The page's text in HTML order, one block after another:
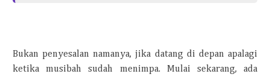
Bukan penyesalan namanya, jika datang di depan apalagi
ketika musibah sudah menimpa. Mulai sekarang, ada